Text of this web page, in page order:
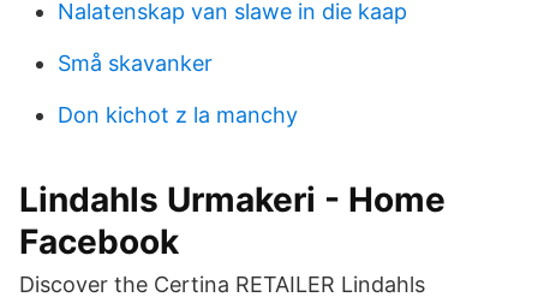
Nalatenskap van slawe in die kaap
Små skavanker
Don kichot z la manchy
Lindahls Urmakeri - Home
Facebook
Discover the Certina RETAILER Lindahls